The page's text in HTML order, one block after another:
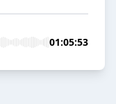
01:05:53